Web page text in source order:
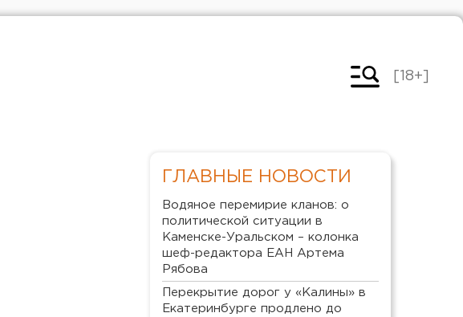
[18+]
ГЛАВНЫЕ НОВОСТИ
Водяное перемирие кланов: о
политической ситуации в
Каменске-Уральском – колонка
шеф-редактора ЕАН Артема
Рябова
Перекрытие дорог у «Калины» в
Екатеринбурге продлено до